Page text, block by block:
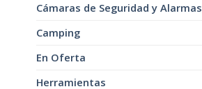
Cámaras de Seguridad y Alarmas
Camping
En Oferta
Herramientas